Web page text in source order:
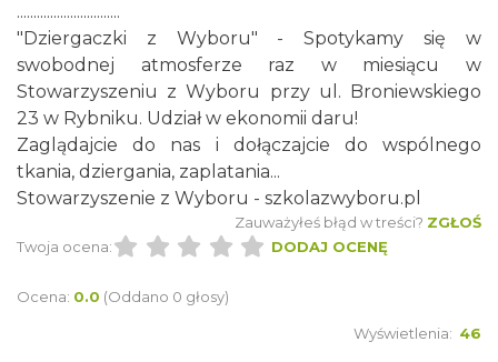
Coś z niczego - organizery z tektury, z
makramy...
Rybnik
0.00 km
...............................
"Dziergaczki z Wyboru" - Spotykamy się w
swobodnej atmosferze raz w miesiącu w
Stowarzyszeniu z Wyboru przy ul. Broniewskiego
23 w Rybniku. Udział w ekonomii daru!
Zaglądajcie do nas i dołączajcie do wspólnego
tkania, dziergania, zaplatania...
Stowarzyszenie z Wyboru - szkolazwyboru.pl
Zauważyłeś błąd w treści? ZGŁOŚ
Twoja ocena:
DODAJ OCENĘ
Ocena: 0.0 (Oddano 0 głosy)
Wyświetlenia: 46